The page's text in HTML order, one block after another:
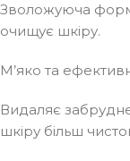
Зволожуюча
очищує шкіру.
М’яко та
Видаляє
шкіру більш